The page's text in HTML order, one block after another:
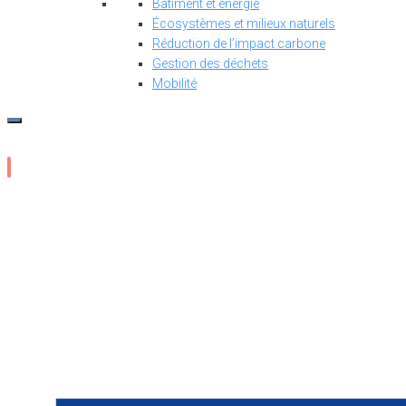
Bâtiment et énergie
Écosystèmes et milieux naturels
Réduction de l’impact carbone
Gestion des déchets
Mobilité